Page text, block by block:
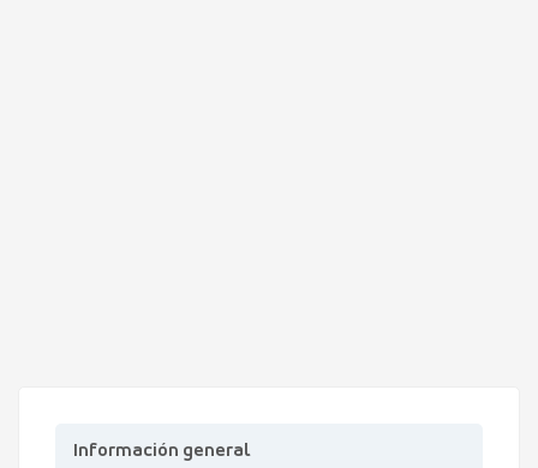
Información general